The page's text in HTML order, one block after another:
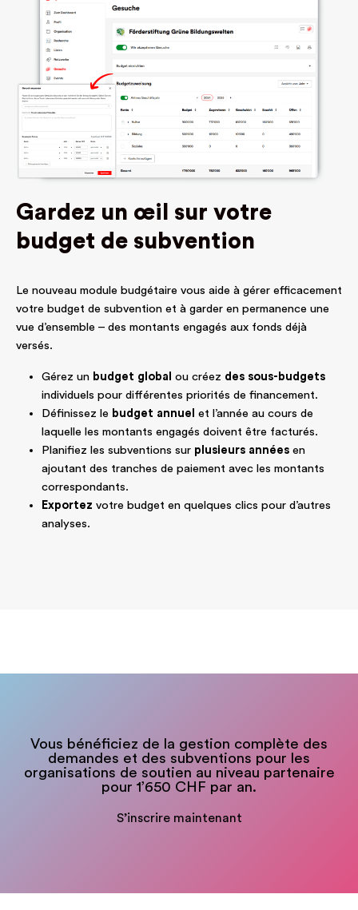
Gardez un œil sur votre
budget de subvention
Le nouveau module budgétaire vous aide à gérer efficacement
votre budget de subvention et à garder en permanence une
vue d’ensemble – des montants engagés aux fonds déjà
versés.
Gérez un budget global ou créez des sous-budgets
individuels pour différentes priorités de financement.
Définissez le budget annuel et l’année au cours de
laquelle les montants engagés doivent être facturés.
Planifiez les subventions sur plusieurs années en
ajoutant des tranches de paiement avec les montants
correspondants.
Exportez votre budget en quelques clics pour d’autres
analyses.
Vous bénéficiez de la gestion complète des
demandes et des subventions pour les
organisations de soutien au niveau partenaire
pour 1’650 CHF par an.
S’inscrire maintenant